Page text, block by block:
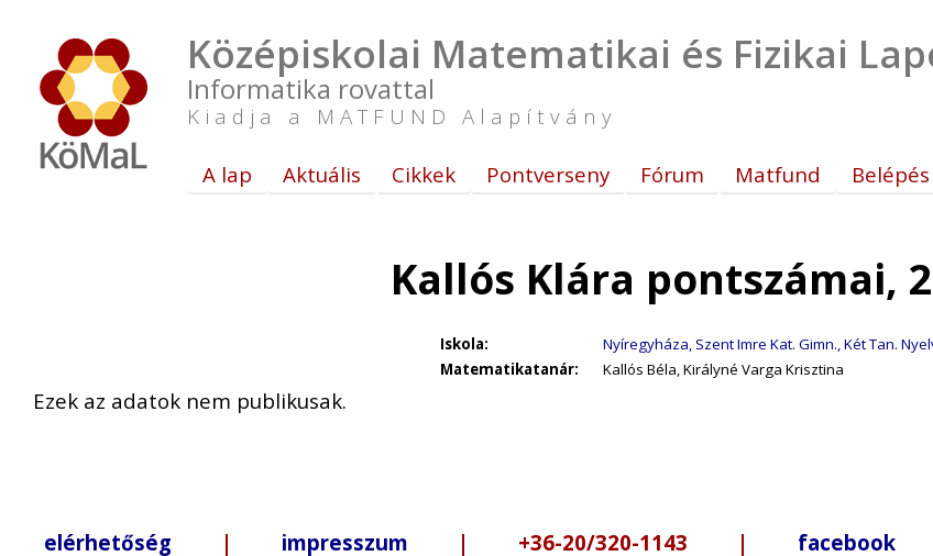
Középiskolai Matematikai és Fizikai
Informatika rovattal
Kiadja a MATFUND Alapítvány
A lap Aktuális Cikkek Pontverseny Fórum Matfund Belépés
Kallós Klára pontszámai,
Iskola: Nyíregyháza, Szent Imre Kat. Gimn., Két Tan.
Matematikatanár:
Kallós Béla, Királyné Varga Krisztina
Ezek az adatok nem publikusak.
elérhetőség | impresszum | +36-20/320-1143 | facebook